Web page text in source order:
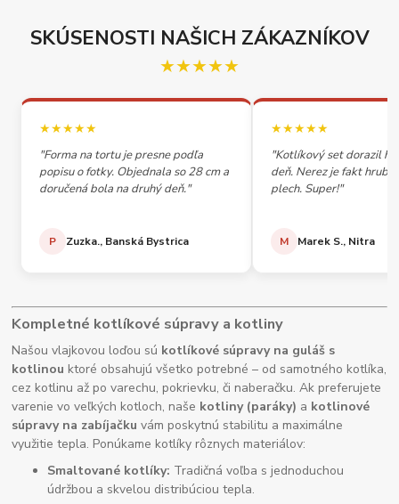
SKÚSENOSTI NAŠICH ZÁKAZNÍKOV
★★★★★
★★★★★
"Forma na tortu je presne podľa
popisu o fotky. Objednala so 28 cm a
doručená bola na druhý deň."
P Zuzka., Banská Bystrica
★★★★★
"Kotlíkový set dorazil
deň. Nerez je fakt
plech. Super!"
M Marek S., Nitra
Kompletné kotlíkové súpravy a kotliny
Našou vlajkovou loďou sú kotlíkové súpravy na guláš s
kotlinou ktoré obsahujú všetko potrebné – od samotného kotlíka,
cez kotlinu až po varechu, pokrievku, či naberačku. Ak preferujete
varenie vo veľkých kotloch, naše kotliny (paráky) a kotlinové
súpravy na zabíjačku vám poskytnú stabilitu a maximálne
využitie tepla. Ponúkame kotlíky rôznych materiálov:
Smaltované kotlíky: Tradičná voľba s jednoduchou
údržbou a skvelou distribúciou tepla.